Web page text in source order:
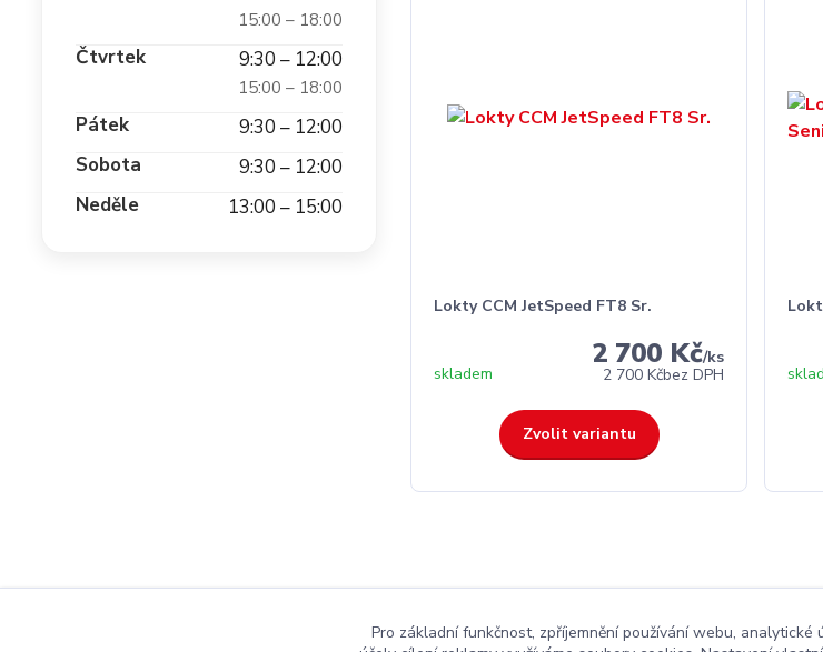
Lokty CCM JetSpeed FT8 Sr.
2 700 Kč/ks
2 700 Kčbez DPH
skladem
Zvolit variantu
15:00 – 18:00
Čtvrtek 9:30 – 12:00
15:00 – 18:00
Pátek
9:30 – 12:00
Sobota
9:30 – 12:00
Neděle
13:00 – 15:00
Pro základní funkčnost, zpříjemnění používání webu,